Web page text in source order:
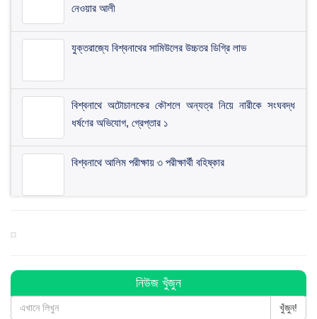
নেওয়ার আলী
যুক্তরাজ্যে বিশ্বনাথের সামিউলের উচ্চতর ডিগ্রি লাভ
বিশ্বনাথে অটোচালকের কৌশলে অন্যত্র নিয়ে নারীকে সংঘবদ্ধ
ধর্ষণের অভিযোগ, গ্রেপ্তার ১
বিশ্বনাথে আলিম পরীক্ষায় ৩ পরীক্ষার্থী বহিষ্কার
মৌলভীবাজারে আজিজ হত্যার প্রতিবাদে বিশ্বনাথে বিশাল মানববন্ধন
অনুষ্ঠিত
নিউজ খুঁজুন
খুঁজুন!